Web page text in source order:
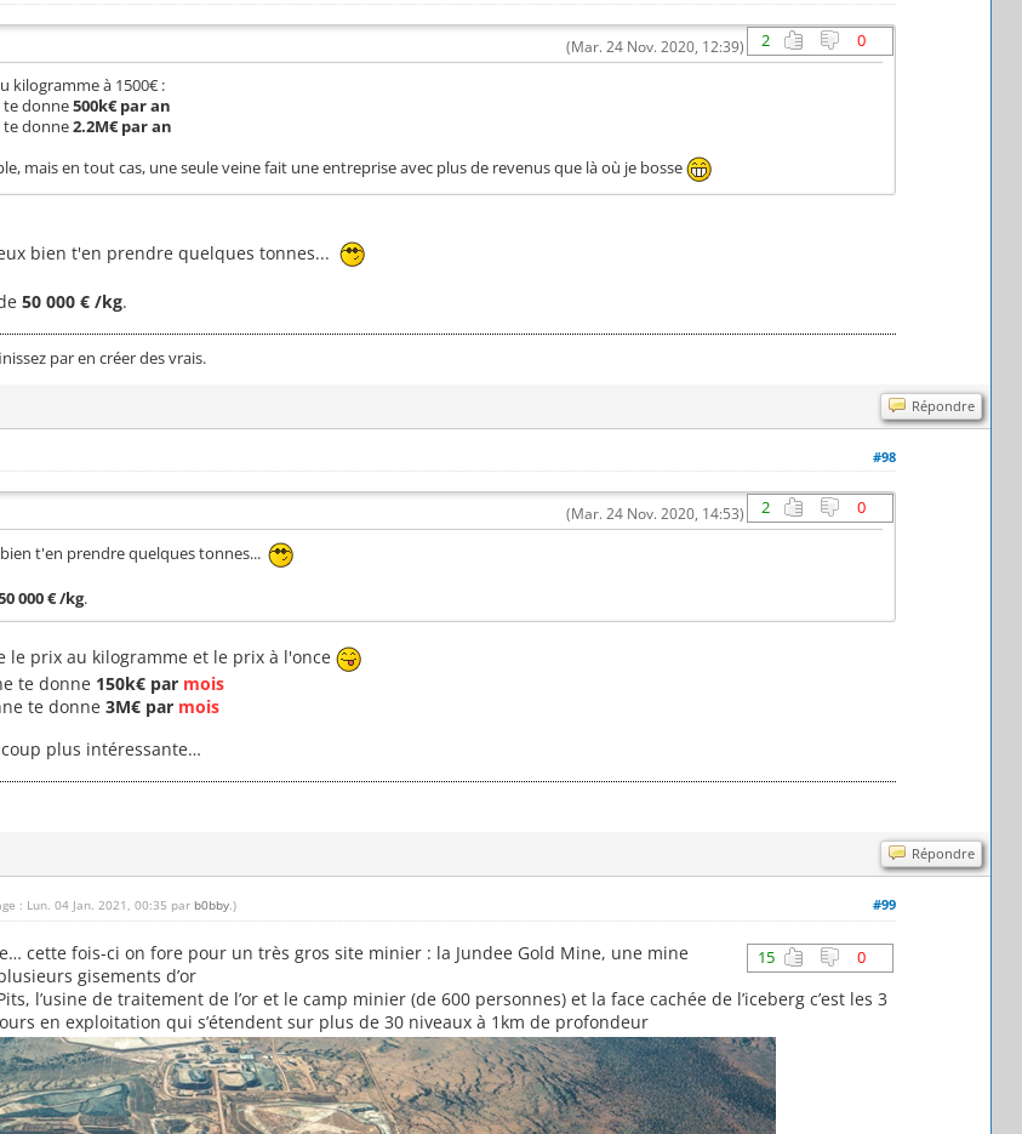
2 0
(Mar. 24 Nov. 2020, 12:39)
kilogramme à 1500€ :
te donne500k€ par an
te donne2.2M€ par an
mais en tout cas, une seule veine fait une entreprise avec plus de revenus que là où je bosse
bien t'en prendre quelques tonnes...
50 000 € /kg.
par en créer des vrais.
Répondre
#98
2 0
(Mar. 24 Nov. 2020, 14:53)
t'en prendre quelques tonnes...
000 € /kg.
prix au kilogramme et le prix à l'once
te donne 150k€ par mois
te donne 3M€ par mois
plus intéressante…
Répondre
#99
: Lun. 04 Jan. 2021, 00:35 par b0bby.)
15 0
cette fois-ci on fore pour un très gros site minier : la Jundee Gold Mine, une mine
gisements d’or
l’usine de traitement de l’or et le camp minier (de 600 personnes) et la face cachée de l’iceberg c’est les 3
en exploitation qui s’étendent sur plus de 30 niveaux à 1km de profondeur